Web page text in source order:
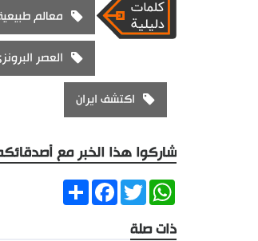
معالم
العصر
اكتشف ايران
شاركوا هذا الخبر مع
ShareFacebookTwitter
WhatsApp
ذات صلة